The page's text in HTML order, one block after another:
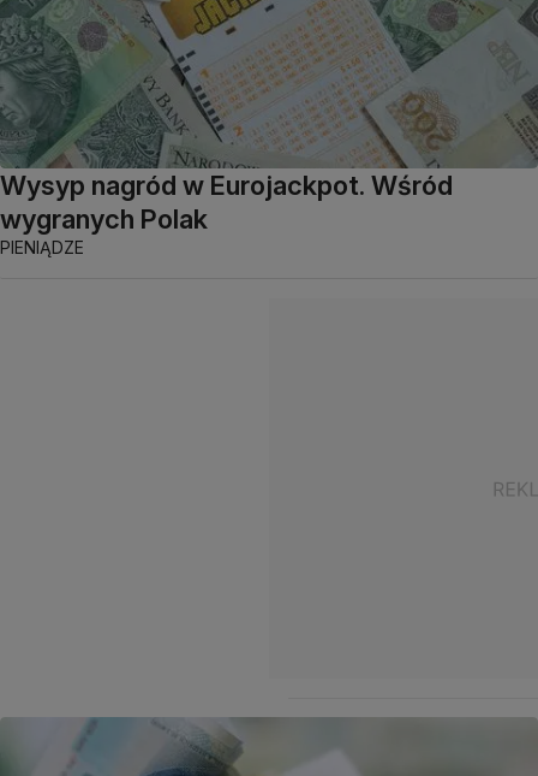
Wysyp nagród w Eurojackpot. Wśród
wygranych Polak
PIENIĄDZE